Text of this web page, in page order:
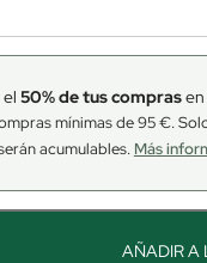
50% de tus comprasen
mínimas de 95 €.
acumulables. Más
AÑADIR A